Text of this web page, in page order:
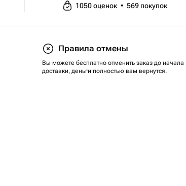
1050оценок • 569 покупок
Правила отмены
Вы можете бесплатно отменить заказ до начала
доставки, деньги полностью вам вернутся.